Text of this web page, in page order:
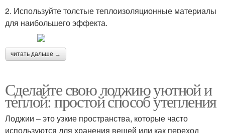
2. Используйте толстые теплоизоляционные материалы
для наибольшего эффекта.
читать дальше →
Сделайте свою лоджию уютной и
теплой: простой способ утепления
Лоджии – это узкие пространства, которые часто
используются для хранения вещей или как переход